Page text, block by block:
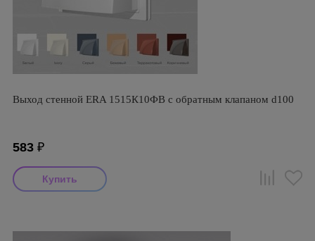
Выход стенной ERA 1515К10ФВ с обратным клапаном d100
583 ₽